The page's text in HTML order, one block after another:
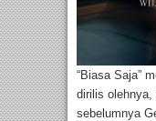
“Biasa Saja”
dirilis olehnya,
sebelumnya